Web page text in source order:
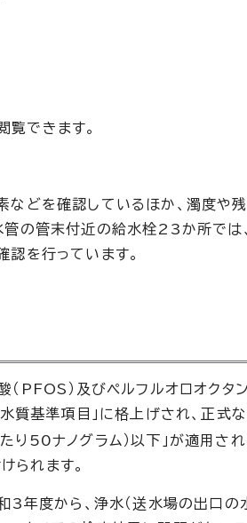
できます。
などを確認しているほか、濁度や
の管末付近の給水栓23か所では
認を行っています。
PFOS）及びペルフルオロオクタ
質基準項目」に格上げされ、正式
たり50ナノグラム）以下」が適用さ
られます。
度から、浄水（送水場の出口の水